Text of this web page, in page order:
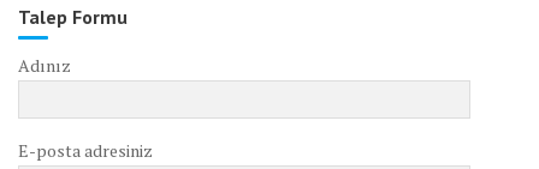
Talep Formu
Adınız
E-posta adresiniz